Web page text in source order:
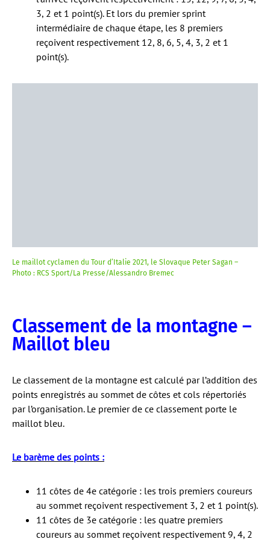
3, 2 et 1 point(s). Et lors du premier sprint
intermédiaire de chaque étape, les 8 premiers
reçoivent respectivement 12, 8, 6, 5, 4, 3, 2 et 1
point(s).
Le maillot cyclamen du Tour d’Italie 2021, le Slovaque Peter Sagan –
Photo : RCS Sport/La Presse/Alessandro Bremec
Classement de la montagne –
Maillot bleu
Le classement de la montagne est calculé par l’addition des
points enregistrés au sommet de côtes et cols répertoriés
par l’organisation. Le premier de ce classement porte le
maillot bleu.
Le barème des points :
11 côtes de 4e catégorie : les trois premiers coureurs
au sommet reçoivent respectivement 3, 2 et 1 point(s).
11 côtes de 3e catégorie : les quatre premiers
coureurs au sommet reçoivent respectivement 9, 4, 2